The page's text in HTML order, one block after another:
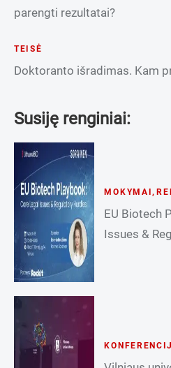
parengti rezultatai?
TEISĖ
Doktoranto išradimas. Kam
Susiję renginiai:
MOKYMAI ,
EU Biotech
Issues &